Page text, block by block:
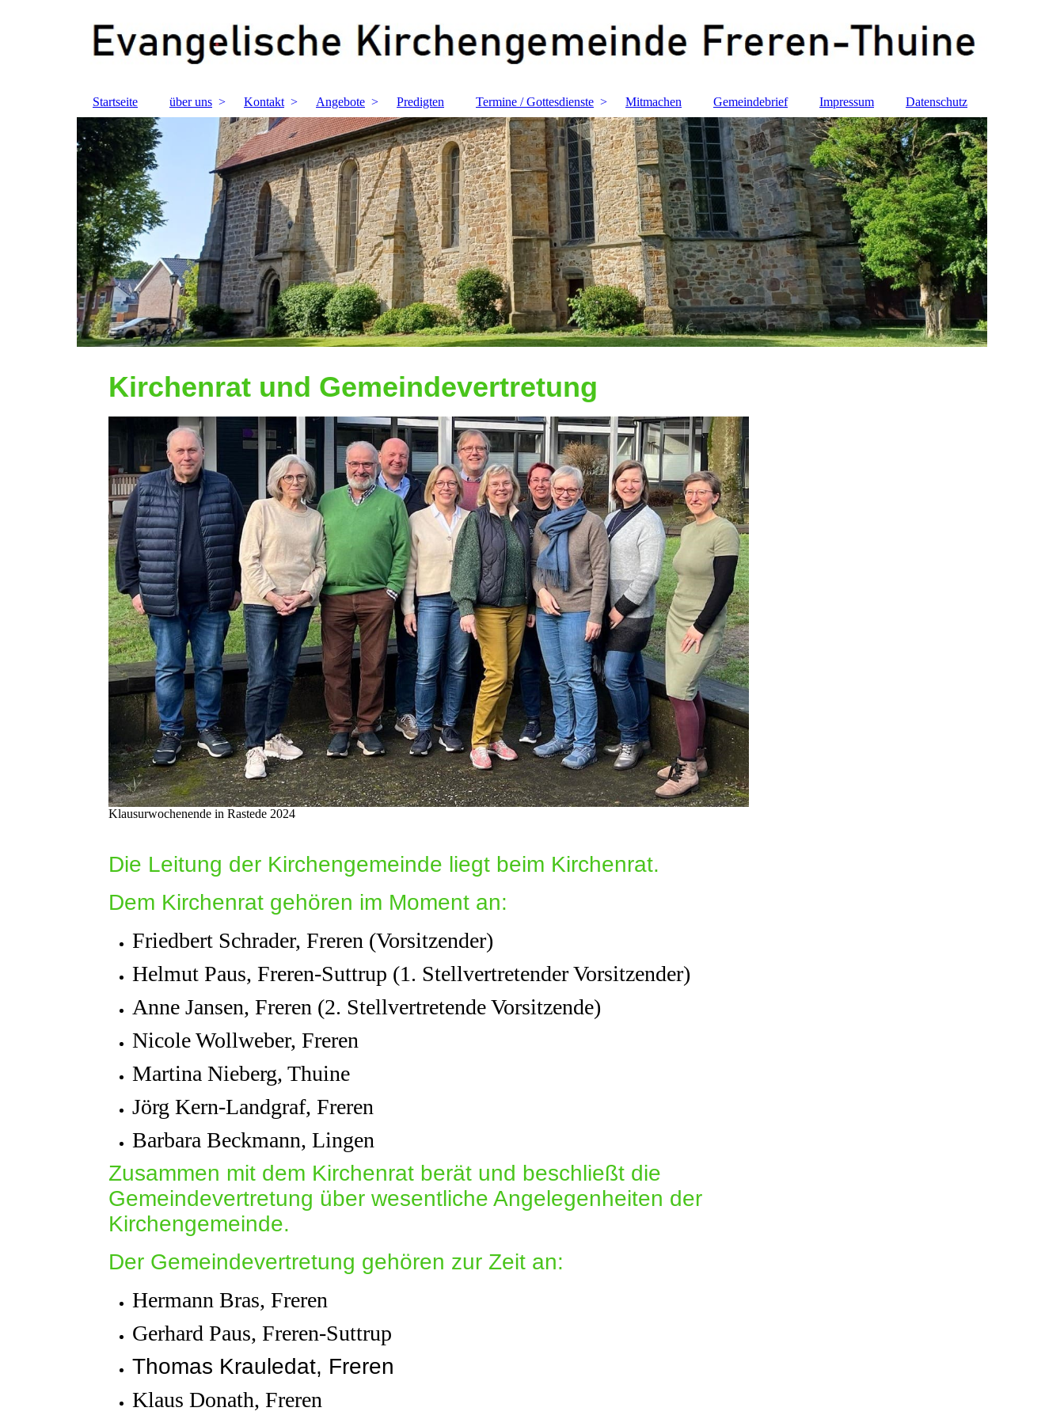
Startseite über uns Kontakt Angebote Predigten Termine / Gottesdienste Mitmachen Gemeindebrief Impressum Datenschutz
Kirchenrat und Gemeindevertretung
Klausurwochenende in Rastede 2024
Die Leitung der Kirchengemeinde liegt beim Kirchenrat.
Dem Kirchenrat gehören im Moment an:
Friedbert Schrader, Freren (Vorsitzender)
Helmut Paus, Freren-Suttrup (1. Stellvertretender Vorsitzender)
Anne Jansen, Freren (2. Stellvertretende Vorsitzende)
Nicole Wollweber, Freren
Martina Nieberg, Thuine
Jörg Kern-Landgraf, Freren
Barbara Beckmann, Lingen
Zusammen mit dem Kirchenrat berät und beschließt die
Gemeindevertretung über wesentliche Angelegenheiten der
Kirchengemeinde.
Der Gemeindevertretung gehören zur Zeit an:
Hermann Bras, Freren
Gerhard Paus, Freren-Suttrup
Thomas Krauledat, Freren
Klaus Donath, Freren